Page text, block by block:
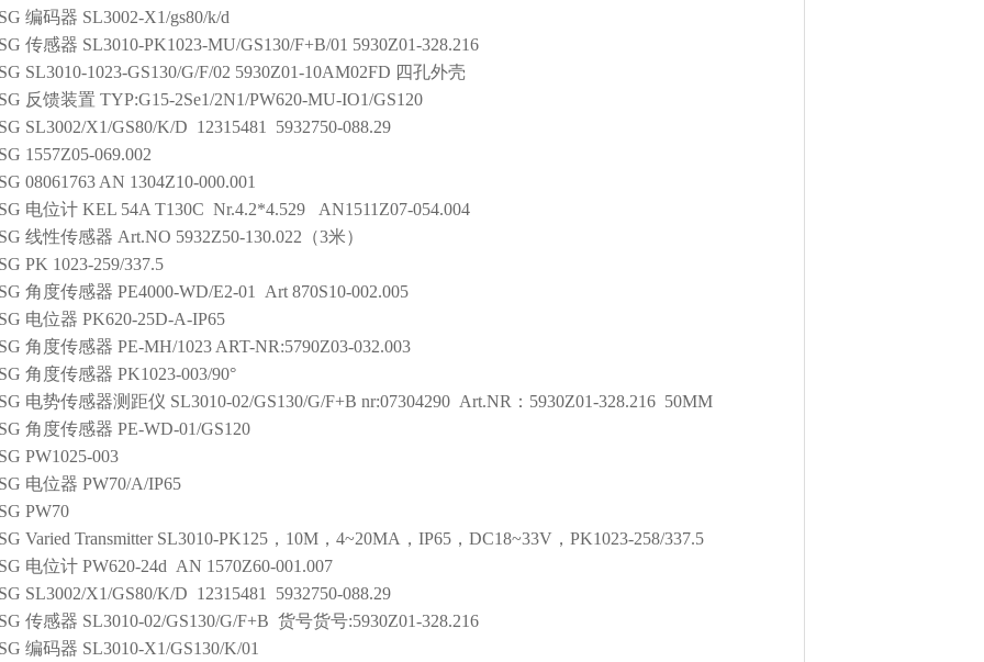
编码器 SL3002-X1/gs80/k/d
传感器 SL3010-PK1023-MU/GS130/F+B/01 5930Z01-328.216
SL3010-1023-GS130/G/F/02 5930Z01-10AM02FD 四孔外壳
反馈装置 TYP:G15-2Se1/2N1/PW620-MU-IO1/GS120
SL3002/X1/GS80/K/D 12315481 5932750-088.29
1557Z05-069.002
08061763 AN 1304Z10-000.001
电位计 KEL 54A T130C Nr.4.2*4.529 AN1511Z07-054.004
线性传感器 Art.NO 5932Z50-130.022（3米）
PK 1023-259/337.5
角度传感器 PE4000-WD/E2-01 Art 870S10-002.005
电位器 PK620-25D-A-IP65
角度传感器 PE-MH/1023 ART-NR:5790Z03-032.003
角度传感器 PK1023-003/90°
电势传感器测距仪 SL3010-02/GS130/G/F+B nr:07304290 Art.NR：5930Z01-328.216 50MM
角度传感器 PE-WD-01/GS120
PW1025-003
电位器 PW70/A/IP65
PW70
Varied Transmitter SL3010-PK125，10M，4~20MA，IP65，DC18~33V，PK1023-258/337.5
电位计 PW620-24d AN 1570Z60-001.007
SL3002/X1/GS80/K/D 12315481 5932750-088.29
传感器 SL3010-02/GS130/G/F+B 货号货号:5930Z01-328.216
编码器 SL3010-X1/GS130/K/01